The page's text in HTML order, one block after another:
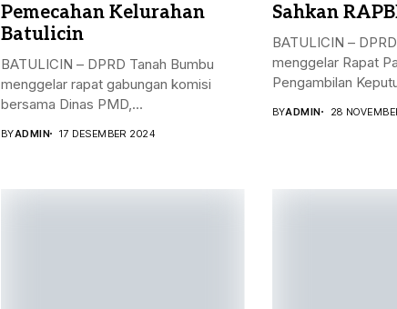
Pemecahan Kelurahan
Batulicin
BATULICIN – DPRD Tanah Bumbu
menggelar rapat gabungan komisi
bersama Dinas PMD,...
BYADMIN 17 DESEMBER 2024
Sahkan
BATULICIN –
menggelar Rapat
Pengambilan
BYADMIN 28